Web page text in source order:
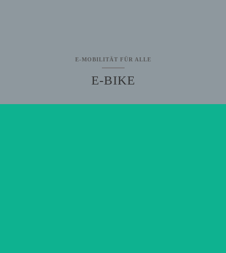
E-MOBILITÄT FÜR ALLE
E-BIKE